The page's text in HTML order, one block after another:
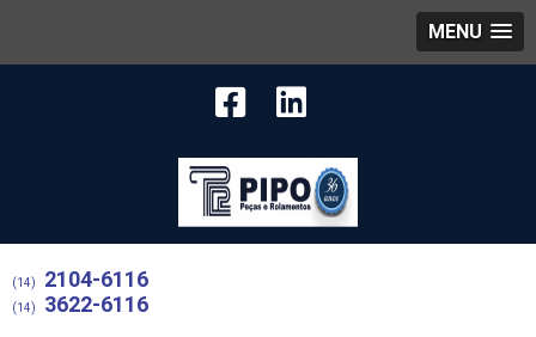
MENU
(14) 2104-6116
(14) 3622-6116